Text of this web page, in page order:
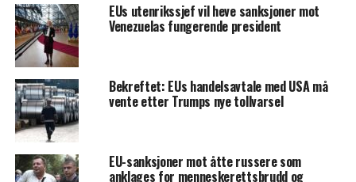
EUs utenrikssjef vil heve sanksjoner mot
Venezuelas fungerende president
Bekreftet: EUs handelsavtale med USA må
vente etter Trumps nye tollvarsel
EU-sanksjoner mot åtte russere som
anklages for menneskerettsbrudd og